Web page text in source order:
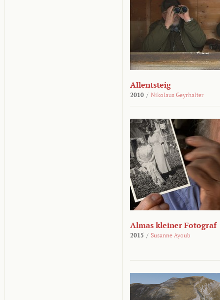
Allentsteig
2010 / Nikolaus Geyrhalter
Almas kleiner Fotograf
2015 / Susanne Ayoub